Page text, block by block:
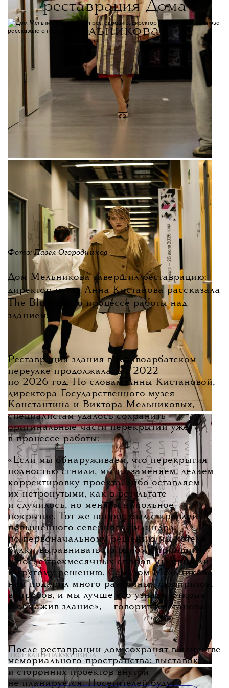
реставрация Дома
Мельникова
Фото: Павел Огородников
Дом Мельникова завершил реставрацию:
директор музея Анна Кистанова рассказала
The Blueprint о процессе работы над
зданием.
Реставрация здания в Кривоарбатском
переулке продолжалась с 2022
по 2026 год. По словам Анны Кистановой,
директора Государственного музея
Константина и Виктора Мельниковых,
специалистам удалось сохранить
оригинальные части перекрытий уже
в процессе работы:
«Если мы обнаруживаем, что перекрытия
полностью сгнили, мы их заменяем, делаем
корректировку проекта, либо оставляем
их нетронутыми, как в результате
и случилось, но меняем напольное
покрытие. Тот же вопрос был с кровлей
повышенного северного цилиндра:
по первоначальному решению мы хотели
балки выравнивать по одному принципу,
а после трехмесячных споров мы пришли
к другому решению. Сам Дом Мельникова
нам подарил много различных сюрпризов,
вопросов, и мы лучше его узнали, открыв
и обнажив здание», — говорит Кистанова.
После реставрации дом сохранят в качестве
мемориального пространства: выставок
и сторонних проектов внутри
не планируется. Посетителей будут
ТЕКСТ: КАТЕРИНА КУКУШКИНА